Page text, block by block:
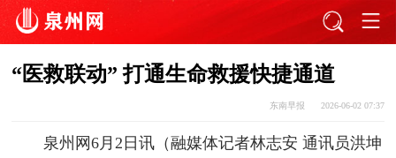
“医救联动” 打通生命救援快捷通道
东南早报 2026-06-02 07:37
泉州网6月2日讯（融媒体记者林志安 通讯员洪坤